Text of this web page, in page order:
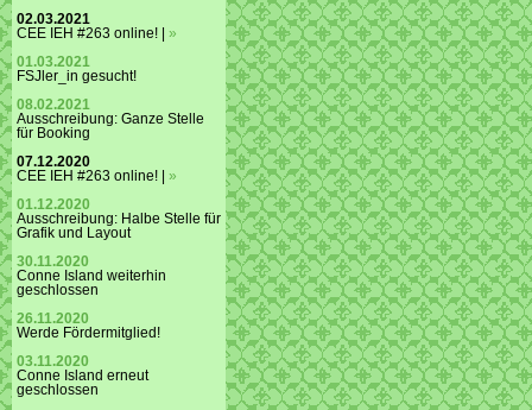
02.03.2021
CEE IEH #263 online! | »
01.03.2021
FSJler_in gesucht!
08.02.2021
Ausschreibung: Ganze Stelle
für Booking
07.12.2020
CEE IEH #263 online! | »
01.12.2020
Ausschreibung: Halbe Stelle für
Grafik und Layout
30.11.2020
Conne Island weiterhin
geschlossen
26.11.2020
Werde Fördermitglied!
03.11.2020
Conne Island erneut
geschlossen